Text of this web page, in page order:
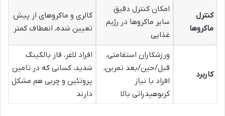
کنترل
ماکروها
امکان کنترل دقیق
سایر ماکروها در رژیم
غذایی
کالری و ماکروهای از پیش
تعیین شده، انعطاف کمتر
کاربرد
ورزشکاران استقامتی،
قبل/حین/بعد تمرین،
افراد با نیاز
کربوهیدراتی بالا
افراد لاغر، فاز بالکینگ
شدید، کسانی که در تامین
پروتئین و چربی هم مشکل
دارند